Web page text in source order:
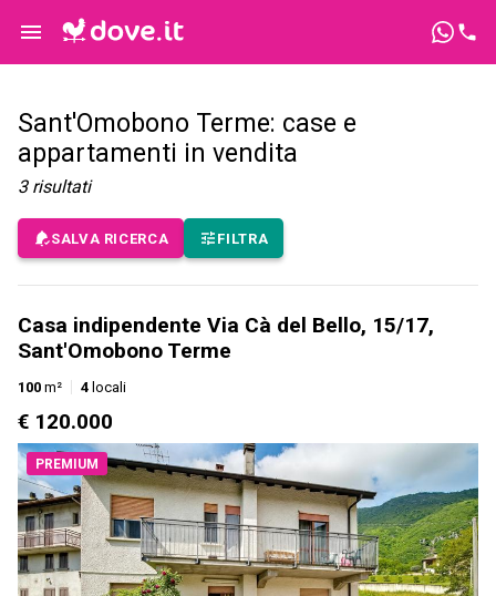
Sant'Omobono Terme: case e
appartamenti in vendita
3 risultati
SALVA RICERCA FILTRA
Casa indipendente Via Cà del Bello, 15/17,
Sant'Omobono Terme
100 m² 4 locali
€ 120.000
PREMIUM